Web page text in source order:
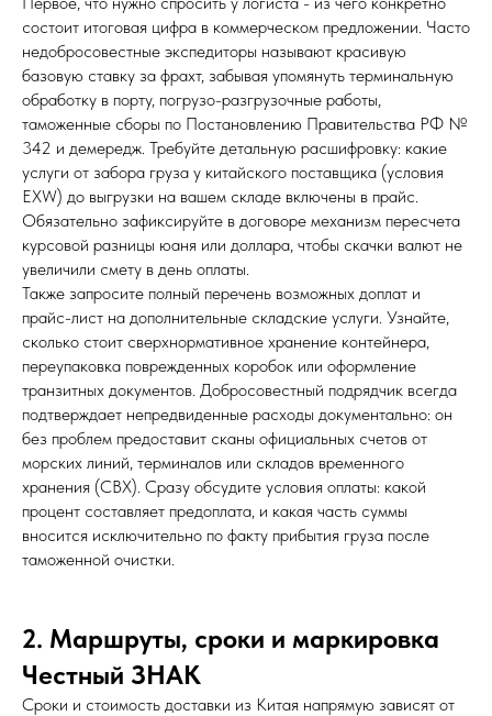
состоит итоговая цифра в коммерческом предложении. Часто
недобросовестные экспедиторы называют красивую
базовую ставку за фрахт, забывая упомянуть терминальную
обработку в порту, погрузо-разгрузочные работы,
таможенные сборы по Постановлению Правительства РФ №
342 и демередж. Требуйте детальную расшифровку: какие
услуги от забора груза у китайского поставщика (условия
EXW) до выгрузки на вашем складе включены в прайс.
Обязательно зафиксируйте в договоре механизм пересчета
курсовой разницы юаня или доллара, чтобы скачки валют не
увеличили смету в день оплаты.
Также запросите полный перечень возможных доплат и
прайс-лист на дополнительные складские услуги. Узнайте,
сколько стоит сверхнормативное хранение контейнера,
переупаковка поврежденных коробок или оформление
транзитных документов. Добросовестный подрядчик всегда
подтверждает непредвиденные расходы документально: он
без проблем предоставит сканы официальных счетов от
морских линий, терминалов или складов временного
хранения (СВХ). Сразу обсудите условия оплаты: какой
процент составляет предоплата, и какая часть суммы
вносится исключительно по факту прибытия груза после
таможенной очистки.
2. Маршруты, сроки и маркировка
Честный ЗНАК
Сроки и стоимость доставки из Китая напрямую зависят от